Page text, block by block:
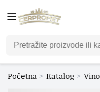
Početna > Katalog > Vino